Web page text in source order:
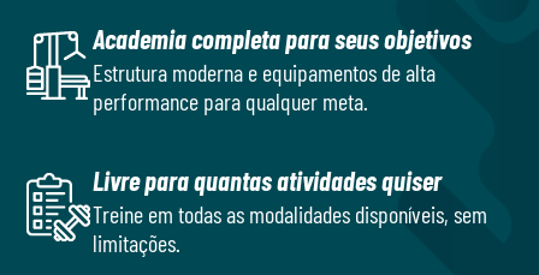
Academia completa para seus objetivos
Estrutura moderna e equipamentos de alta
performance para qualquer meta.
Livre para quantas atividades quiser
Treine em todas as modalidades disponíveis, sem
limitações.